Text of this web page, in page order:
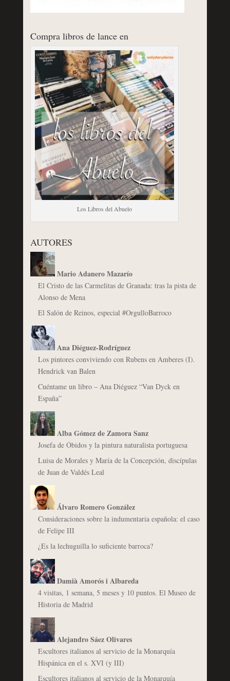
Compra libros de lance en
Los Libros del Abuelo
AUTORES
Mario Adanero Mazarío
El Cristo de las Carmelitas de Granada: tras la pista de
Alonso de Mena
El Salón de Reinos, especial #OrgulloBarroco
Ana Diéguez-Rodríguez
Los pintores conviviendo con Rubens en Amberes (I).
Hendrick van Balen
Cuéntame un libro – Ana Diéguez “Van Dyck en
España”
Alba Gómez de Zamora Sanz
Josefa de Óbidos y la pintura naturalista portuguesa
Luisa de Morales y María de la Concepción, discípulas
de Juan de Valdés Leal
Álvaro Romero González
Consideraciones sobre la indumentaria española: el caso
de Felipe III
¿Es la lechuguilla lo suficiente barroca?
Damià Amorós i Albareda
4 visitas, 1 semana, 5 meses y 10 puntos. El Museo de
Historia de Madrid
Alejandro Sáez Olivares
Escultores italianos al servicio de la Monarquía
Hispánica en el s. XVI (y III)
Escultores italianos al servicio de la Monarquía